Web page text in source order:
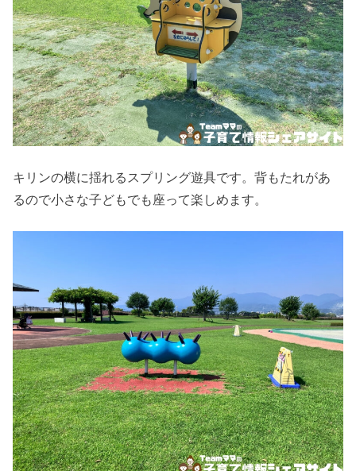
キリンの横に揺れるスプリング遊具です。背もたれがあ
るので小さな子どもでも座って楽しめます。